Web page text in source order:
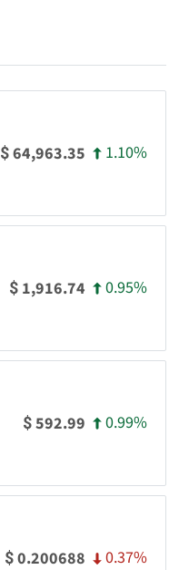
$64,963.35 1.10%
$ 1,916.74 0.95%
$592.99 0.99%
$0.200688 0.37%